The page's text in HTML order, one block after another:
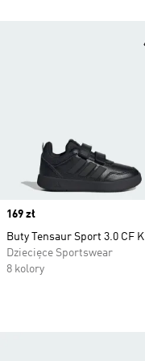
Price
169 zł
Buty Tensaur Sport 3.0 CF K
Dziecięce Sportswear
8 kolory